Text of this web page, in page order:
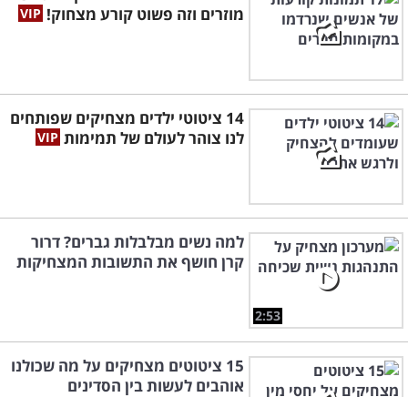
מוזרים וזה פשוט קורע מצחוק!
14 ציטוטי ילדים מצחיקים שפותחים
לנו צוהר לעולם של תמימות
2:53
למה נשים מבלבלות גברים? דרור
קרן חושף את התשובות המצחיקות
15 ציטוטים מצחיקים על מה שכולנו
אוהבים לעשות בין הסדינים